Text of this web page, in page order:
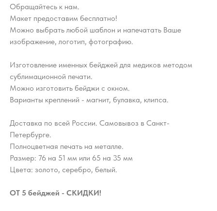
Обращайтесь к нам.
Макет предоставим бесплатно!
Можно выбрать любой шаблон и напечатать Ваше
изображение, логотип, фотографию.
Изготовление именных бейджей для медиков методом
сублимационной печати.
Можно изготовить бейджи с окном.
Варианты креплений - магнит, булавка, клипса.
Доставка по всей России. Самовывоз в Санкт-
Петербурге.
Полноцветная печать на металле.
Размер: 76 на 51 мм или 65 на 35 мм
Цвета: золото, серебро, белый.
ОТ 5 бейджей - СКИДКИ!